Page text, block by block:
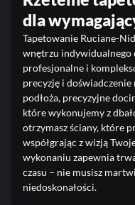
dla
Tapetowanie Ruciane-
wnętrzu
profesjonalne i
precyzję i
podłoża, precyzyjne
które wykonujemy z
otrzymasz ściany, które
współgrając z wizją
wykonaniu zapewnia
czasu – nie musisz
niedoskonałości.